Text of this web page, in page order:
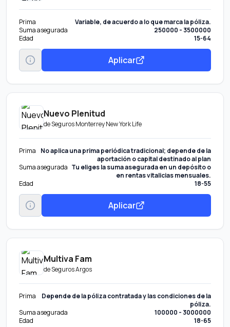
Prima
Variable, de acuerdo a lo que marca la póliza.
Suma asegurada
250000 - 3500000
Edad
15-64
Aplicar
Nuevo Plenitud
deSeguros Monterrey New York Life
Prima
No aplica una prima periódica tradicional; depende de la
aportación o capital destinado al plan
Suma asegurada Tu eliges la suma asegurada en un depósito o
en rentas vitalicias mensuales.
Edad
18-55
Aplicar
Multiva Fam
deSeguros Argos
Prima
Depende de la póliza contratada y las condiciones de la
póliza.
Suma asegurada
100000 - 3000000
Edad
18-65